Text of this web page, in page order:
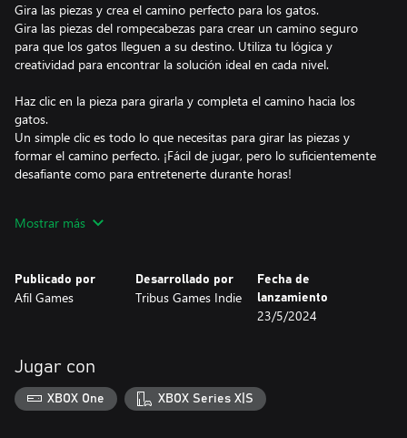
Gira las piezas y crea el camino perfecto para los gatos.
Gira las piezas del rompecabezas para crear un camino seguro
para que los gatos lleguen a su destino. Utiliza tu lógica y
creatividad para encontrar la solución ideal en cada nivel.
Haz clic en la pieza para girarla y completa el camino hacia los
gatos.
Un simple clic es todo lo que necesitas para girar las piezas y
formar el camino perfecto. ¡Fácil de jugar, pero lo suficientemente
desafiante como para entretenerte durante horas!
¡Sin prisa! El objetivo principal es asegurarte de que los gatos
Explora 45 niveles emocionantes.
Con 45 niveles únicos, cada uno más intrigante que el anterior,
juego que te mantendrá entretenido durante mucho tiempo.
Mostrar más
Publicado por
Afil Games
Desarrollado por
Tribus Games Indie
Fecha de
lanzamiento
23/5/2024
Jugar con
XBOX One XBOX Series X|S